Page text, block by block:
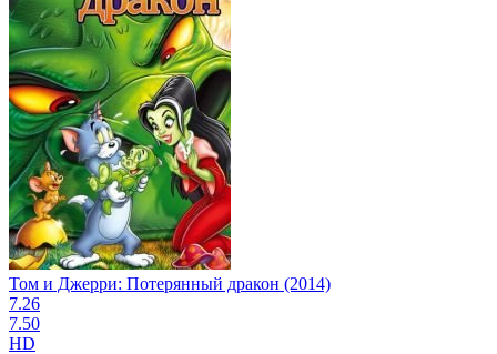
Том и Джерри: Потерянный дракон (2014)
7.26
7.50
HD